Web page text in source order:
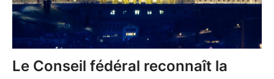
Le Conseil fédéral reconnaît la